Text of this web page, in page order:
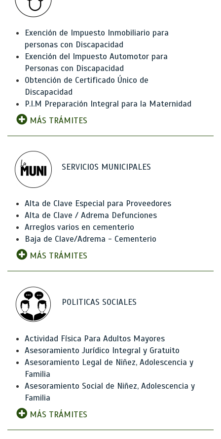
Exención de Impuesto Inmobiliario para
personas con Discapacidad
Exención del Impuesto Automotor para
Personas con Discapacidad
Obtención de Certificado Único de
Discapacidad
P.I.M Preparación Integral para la Maternidad
MÁS TRÁMITES
SERVICIOS MUNICIPALES
Alta de Clave Especial para Proveedores
Alta de Clave / Adrema Defunciones
Arreglos varios en cementerio
Baja de Clave/Adrema - Cementerio
MÁS TRÁMITES
POLITICAS SOCIALES
Actividad Física Para Adultos Mayores
Asesoramiento Jurídico Integral y Gratuito
Asesoramiento Legal de Niñez, Adolescencia y
Familia
Asesoramiento Social de Niñez, Adolescencia y
Familia
MÁS TRÁMITES